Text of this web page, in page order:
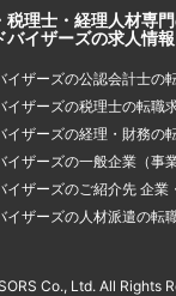
税理士・経理人材専
バイザーズの求人情報
イザーズの公認会計士の
イザーズの税理士の転職
イザーズの経理・財務の
イザーズの一般企業（事
イザーズのご紹介先 企業
イザーズの人材派遣の転
Co., Ltd. All Rights